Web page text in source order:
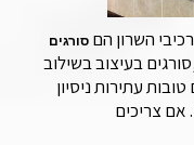
השרון הםסורגים
בעיצוב בשילוב
עתירות ניסיון
. אם צריכים